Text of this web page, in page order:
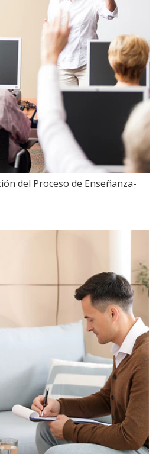
del Proceso de Enseñanza-